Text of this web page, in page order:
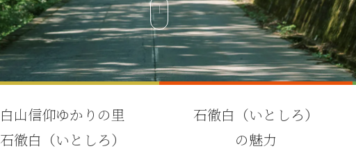
白山信仰ゆかりの里
石徹白（いとしろ）
石徹白（いとしろ）
の魅力